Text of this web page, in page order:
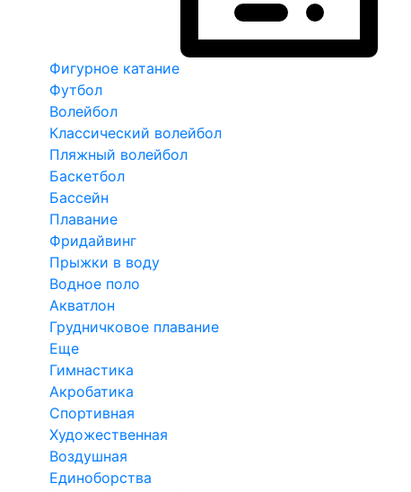
Фигурное катание
Футбол
Волейбол
Классический волейбол
Пляжный волейбол
Баскетбол
Бассейн
Плавание
Фридайвинг
Прыжки в воду
Водное поло
Акватлон
Грудничковое плавание
Еще
Гимнастика
Акробатика
Спортивная
Художественная
Воздушная
Единоборства